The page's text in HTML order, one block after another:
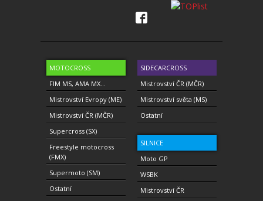
MOTOCROSS
FIM MS, AMA MX...
Mistrovství Evropy (ME)
Mistrovství ČR (MČR)
Supercross (SX)
Freestyle motocross
(FMX)
Supermoto (SM)
Ostatní
SIDECARCROSS
Mistrovství ČR (MČR)
Mistrovství světa (MS)
Ostatní
SILNICE
Moto GP
WSBK
Mistrovství ČR